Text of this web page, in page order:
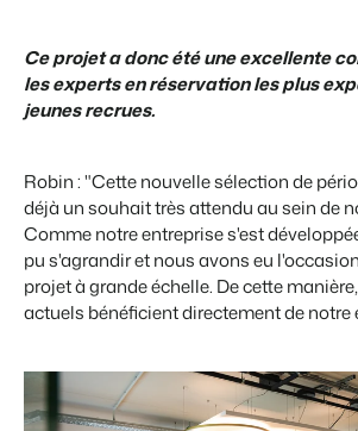
Ce projet a donc été une excellente
les experts en réservation les plus
jeunes recrues.
Robin : "Cette nouvelle sélection de
déjà un souhait très attendu au sein de
Comme notre entreprise s'est
pu s'agrandir et nous avons eu
projet à grande échelle. De cette
actuels bénéficient directement de notre